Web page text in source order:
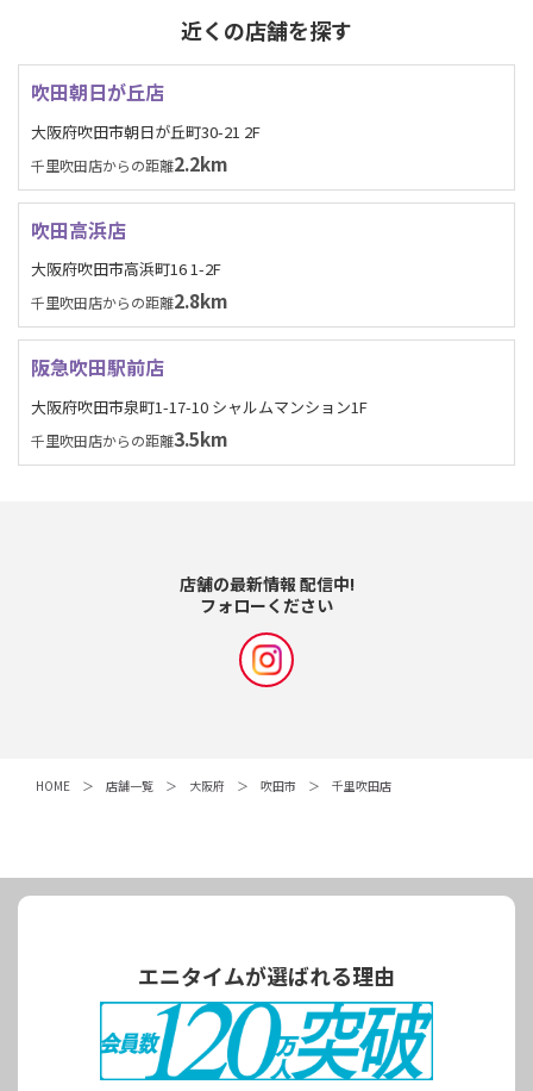
近くの店舗を探す
吹田朝日が丘店
大阪府吹田市朝日が丘町30-21 2F
千里吹田店からの距離2.2km
吹田高浜店
大阪府吹田市高浜町16 1-2F
千里吹田店からの距離2.8km
阪急吹田駅前店
大阪府吹田市泉町1-17-10 シャルムマンション1F
千里吹田店からの距離3.5km
店舗の最新情報 配信中!
フォローください
HOME 店舗一覧 大阪府 吹田市 千里吹田店
エニタイムが選ばれる理由